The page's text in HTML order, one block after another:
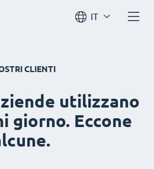
IT
CLIENTI
utilizzano
giorno. Eccone